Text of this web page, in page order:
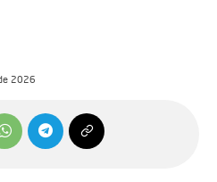
2026